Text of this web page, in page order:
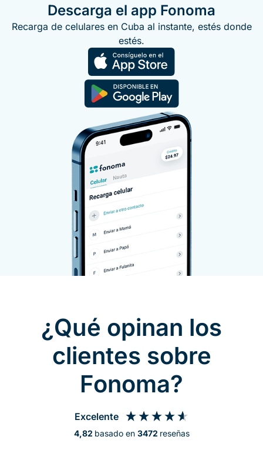
Descarga el app Fonoma
Recarga de celulares en Cuba al instante, estés donde
estés.
¿Qué opinan los
clientes sobre
Fonoma?
Excelente
4,82 basado en 3472 reseñas